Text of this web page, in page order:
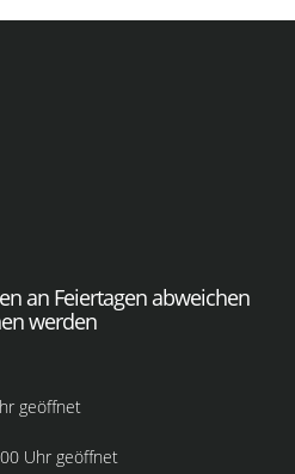
an Feiertagen abweichen
werden
geöffnet
Uhr geöffnet